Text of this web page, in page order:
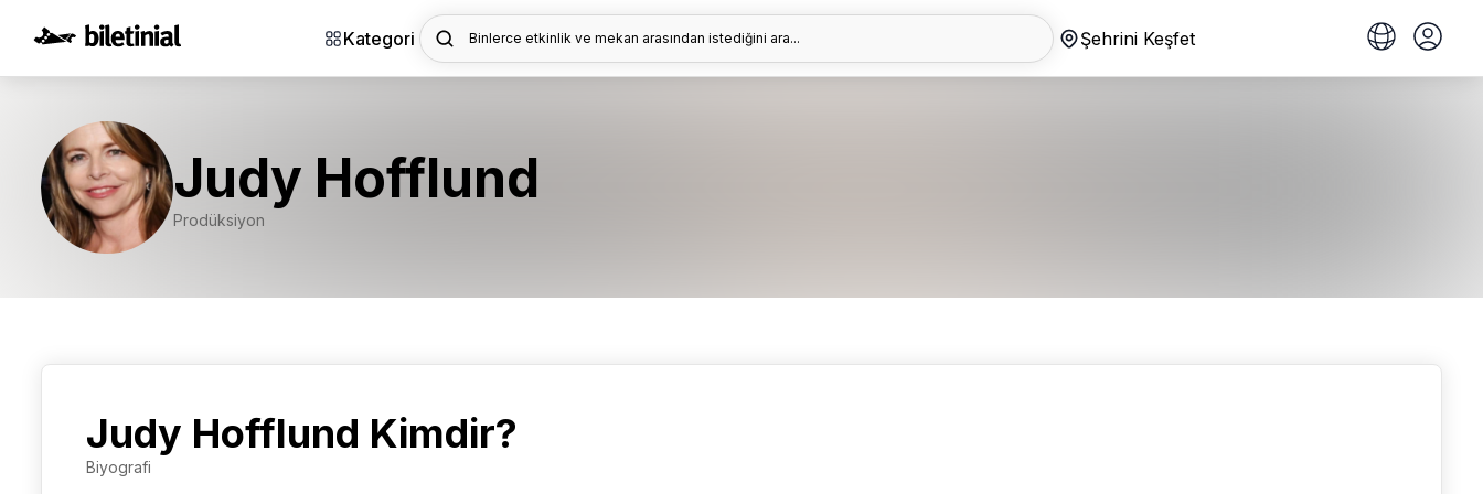
Kategori Binlerce etkinlik ve mekan arasından istediğini ara... Şehrini Keşfet
Judy Hofflund
Prodüksiyon
Judy Hofflund Kimdir?
Biyografi